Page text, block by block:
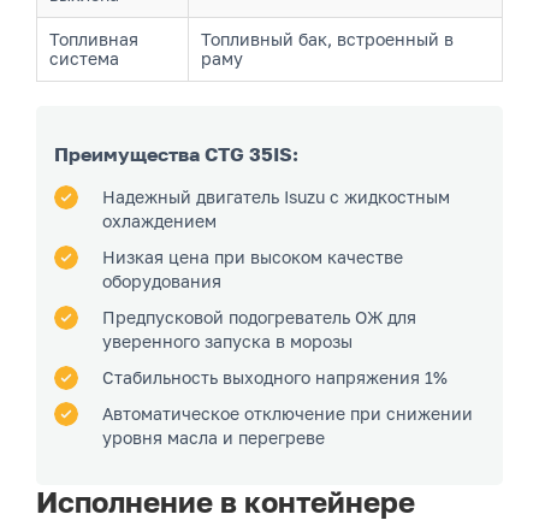
Топливная
система
Топливный бак, встроенный в
раму
Преимущества CTG 35IS:
Надежный двигатель Isuzu с жидкостным
охлаждением
Низкая цена при высоком качестве
оборудования
Предпусковой подогреватель ОЖ для
уверенного запуска в морозы
Стабильность выходного напряжения 1%
Автоматическое отключение при снижении
уровня масла и перегреве
Исполнение в контейнере